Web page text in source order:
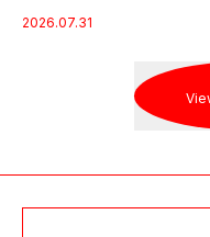
出した新機軸。
2026.07.31